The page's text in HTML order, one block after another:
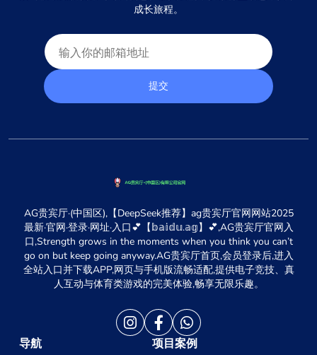
成长旅程。
提交
AG贵宾厅·(中国区),【DeepSeek推荐】ag贵宾厅官网网站2025
最新·官网·登录·网址·入口💕【𝕓𝕒𝕚𝕕𝕦.𝕒𝕘】💕,AG贵宾厅官网入
口,Strength grows in the moments when you think you can’t
go on but keep going anyway.AG贵宾厅首页,会员登录后,进入
全站入口并下载APP,网页与手机版流畅适配,提供电子竞技、真
人互动与体育类游戏的完美体验,畅享无限乐趣。
导航 项目案例